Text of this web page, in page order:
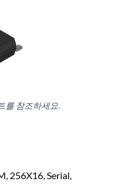
를 참조하세요.
256X16, Serial,